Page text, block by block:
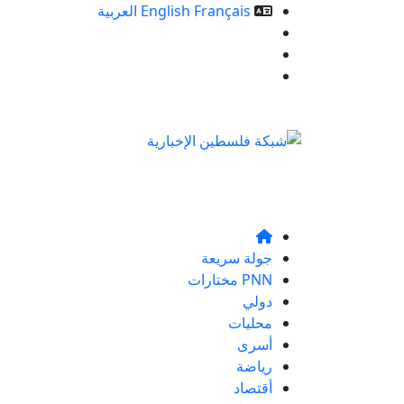
English Français
العربية
جولة سريعة
PNN مختارات
دولي
محليات
أسرى
رياضة
أقتصاد